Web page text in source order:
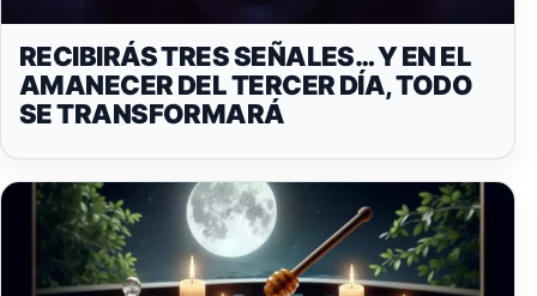
RECIBIRÁS TRES SEÑALES… Y EN EL
AMANECER DEL TERCER DÍA, TODO
SE TRANSFORMARÁ